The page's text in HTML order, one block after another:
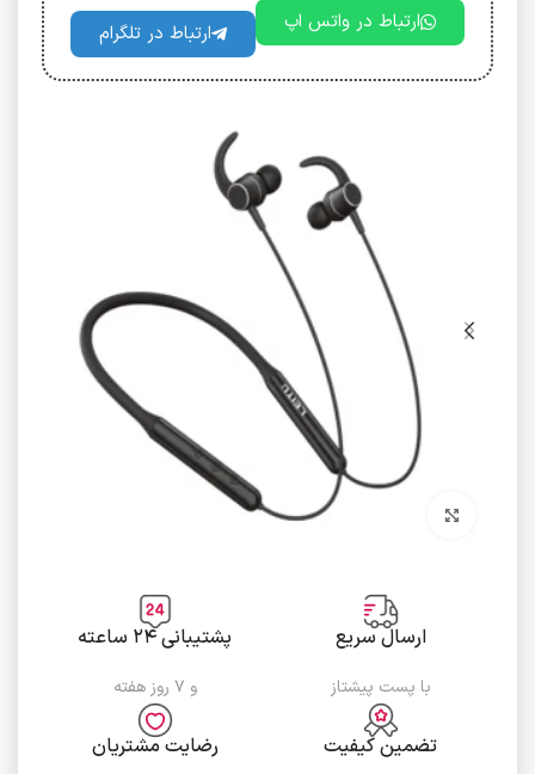
ارتباط در واتس اپ ارتباط در تلگرام
برای بزرگنمایی کلیک کنید
ارسال سریع
با پست پیشتاز
پشتیبانی ۲۴ ساعته
و ۷ روز هفته
تضمین کیفیت رضایت مشتریان